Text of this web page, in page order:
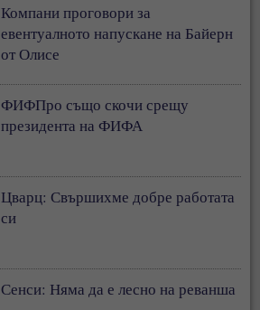
Компани проговори за
евентуалното напускане на Байерн
от Олисе
ФИФПро също скочи срещу
президента на ФИФА
Цварц: Свършихме добре работата
си
Сенси: Няма да е лесно на реванша